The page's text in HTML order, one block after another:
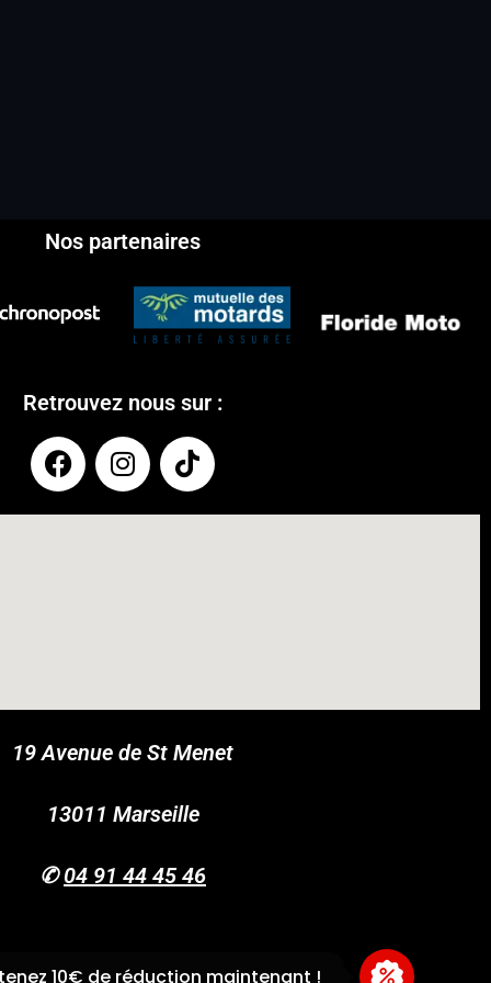
Nos partenaires
Retrouvez nous sur :
19 Avenue de St Menet
13011 Marseille
✆04 91 44 45 46
10€ de réduction maintenant !